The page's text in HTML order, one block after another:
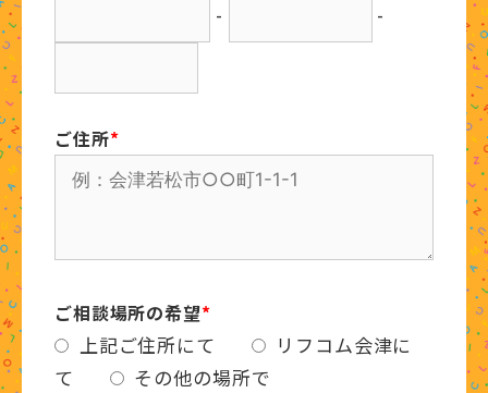
- -
ご住所*
ご相談場所の希望*
上記ご住所にて
リフコム会津に
て
その他の場所で